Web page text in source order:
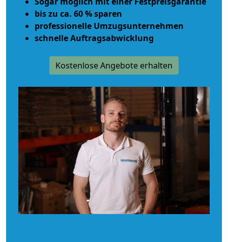
bis zu ca. 60 % sparen
professionelle Umzugsunternehmen
schnelle Auftragsabwicklung
Kostenlose Angebote erhalten